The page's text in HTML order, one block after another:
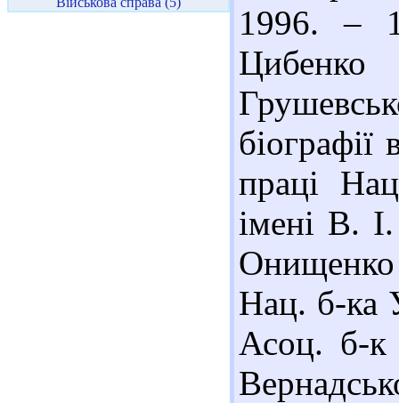
1996. –
праці
імені В.
Онищенко
Нац. б-ка
Асоц. б-